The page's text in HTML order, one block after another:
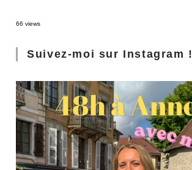
66 views
Suivez-moi sur Instagram !